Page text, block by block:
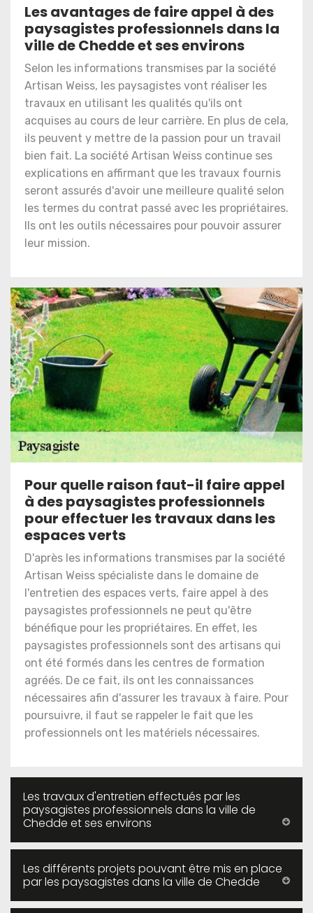
Les avantages de faire appel à des
paysagistes professionnels dans la
ville de Chedde et ses environs
Selon les informations transmises par la société
Artisan Weiss, les paysagistes vont réaliser les
travaux en utilisant les qualités qu'ils ont
acquises au cours de leur carrière. En plus de cela,
ils peuvent y mettre de la passion pour un travail
bien fait. La société Artisan Weiss continue ses
explications en affirmant que les travaux fournis
seront assurés d'avoir une meilleure qualité selon
les termes du contrat passé avec les propriétaires.
Ils ont les outils nécessaires pour pouvoir assurer
leur mission.
Pour quelle raison faut-il faire appel
à des paysagistes professionnels
pour effectuer les travaux dans les
espaces verts
D'après les informations transmises par la société
Artisan Weiss spécialiste dans le domaine de
l'entretien des espaces verts, faire appel à des
paysagistes professionnels ne peut qu'être
bénéfique pour les propriétaires. En effet, les
paysagistes professionnels sont des artisans qui
ont été formés dans les centres de formation
agréés. De ce fait, ils ont les connaissances
nécessaires afin d'assurer les travaux à faire. Pour
poursuivre, il faut se rappeler le fait que les
professionnels ont les matériels nécessaires.
Les travaux d'entretien effectués par les
paysagistes professionnels dans la ville de
Chedde et ses environs
Les différents projets pouvant être mis en place
par les paysagistes dans la ville de Chedde